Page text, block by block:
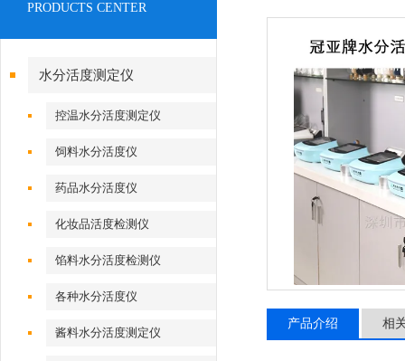
PRODUCTS CENTER
水分活度测定仪
控温水分活度测定仪
饲料水分活度仪
药品水分活度仪
化妆品活度检测仪
馅料水分活度检测仪
各种水分活度仪
酱料水分活度测定仪
产品介绍 相